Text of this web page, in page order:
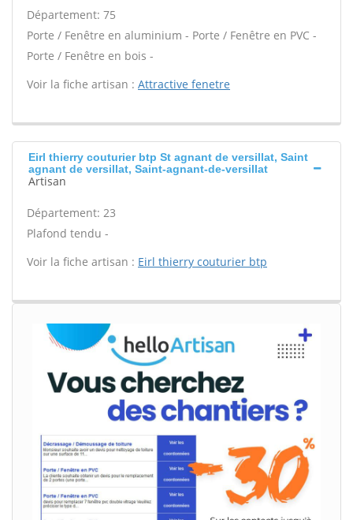
Département: 75
Porte / Fenêtre en aluminium - Porte / Fenêtre en PVC -
Porte / Fenêtre en bois -
Voir la fiche artisan : Attractive fenetre
Eirl thierry couturier btp St agnant de versillat, Saint
agnant de versillat, Saint-agnant-de-versillat
Artisan
Département: 23
Plafond tendu -
Voir la fiche artisan : Eirl thierry couturier btp